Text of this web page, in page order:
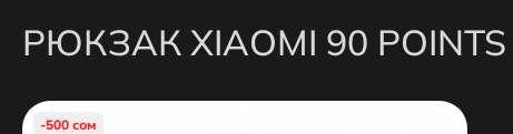
РЮКЗАК XIAOMI 90 POINTS
-500 сом